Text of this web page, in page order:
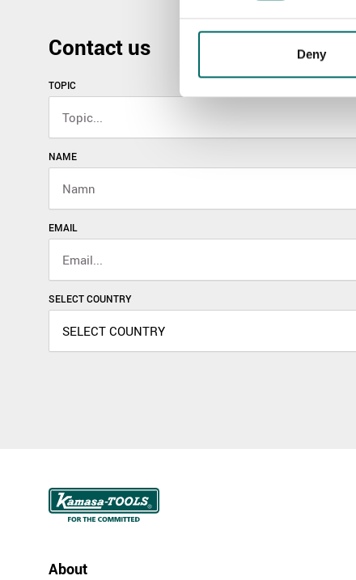
Deny
Contact us
TOPIC
NAME
EMAIL
SELECT COUNTRY
About